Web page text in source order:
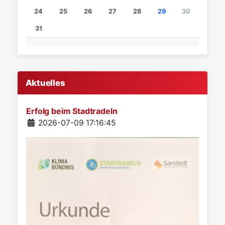
24 25 26 27 28 29 30
31
Aktuelles
Erfolg beim Stadtradeln
Details
2026-07-09 17:16:45